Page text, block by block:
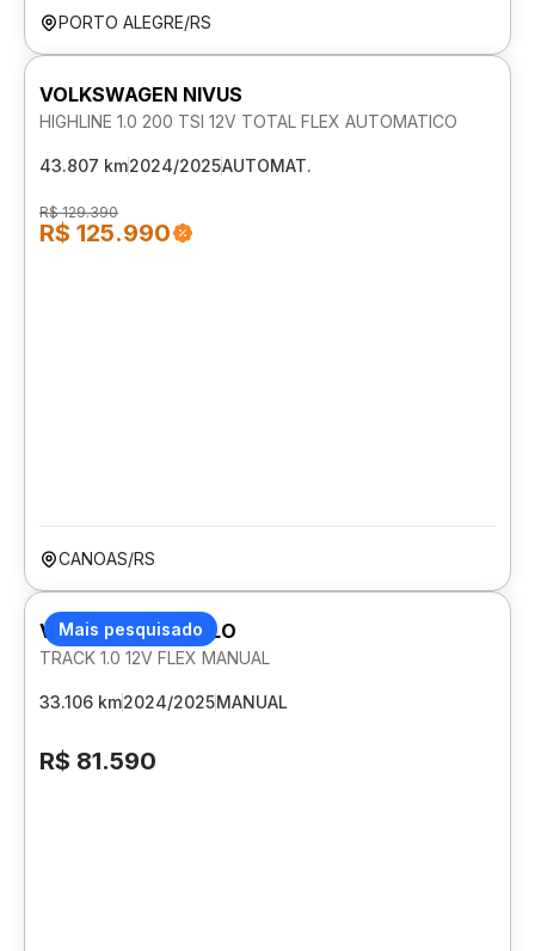
PORTO ALEGRE/RS
VOLKSWAGEN NIVUS
HIGHLINE 1.0 200 TSI 12V TOTAL FLEX AUTOMATICO
43.807 km2024/2025AUTOMAT.
R$ 129.390
R$ 125.990
CANOAS/RS
Mais pesquisado
VOLKSWAGEN POLO
TRACK 1.0 12V FLEX MANUAL
33.106 km2024/2025MANUAL
R$ 81.590